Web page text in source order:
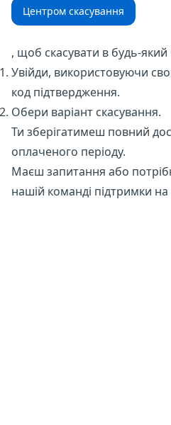
Центром скасування
, щоб скасувати в будь-який
Увійди, використовуючи
код підтвердження.
Обери варіант скасування.
Ти зберігатимеш повний
оплаченого періоду.
Маєш запитання або
нашій команді підтримки на